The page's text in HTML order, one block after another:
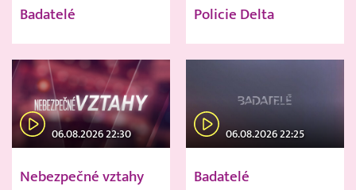
Badatelé Policie Delta
06.08.2026 22:30
Nebezpečné vztahy
06.08.2026 22:25
Badatelé